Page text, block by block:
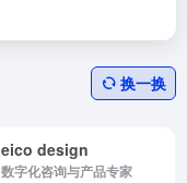
换一换
eico design
数字化咨询与产品专家